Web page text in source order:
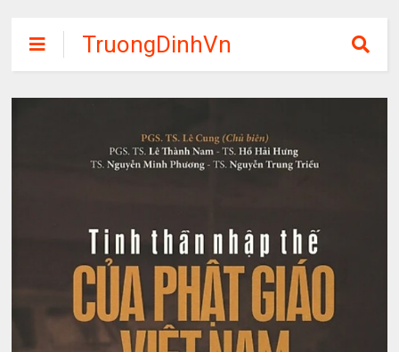
TruongDinhVn
Chia sẽ ebook,
các khóa học,
tập miễn phí